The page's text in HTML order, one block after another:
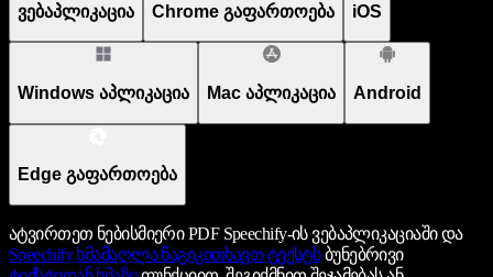
ვებაპლიკაცია Chrome გაფართოება iOS
Windows აპლიკაცია Mac აპლიკაცია Android
Edge გაფართოება
ატვირთეთ ნებისმიერი PDF Speechify-ის ვებაპლიკაციაში და
Speechify ხმამაღლა წაგიკითხავთ ტექსტსბუნებრივი